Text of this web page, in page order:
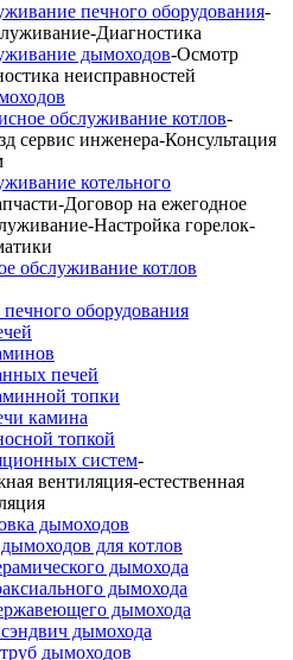
печного оборудования-
Диагностика
дымоходов-Осмотр
неисправностей
обслуживание котлов-
сервис инженера-Консультация
котельного
Договор на ежегодное
Настройка горелок-
обслуживание котлов
оборудования
печей
топки
камина
топкой
систем-
вентиляция-естественная
дымоходов
для котлов
дымохода
дымохода
дымохода
дымохода
дымоходов